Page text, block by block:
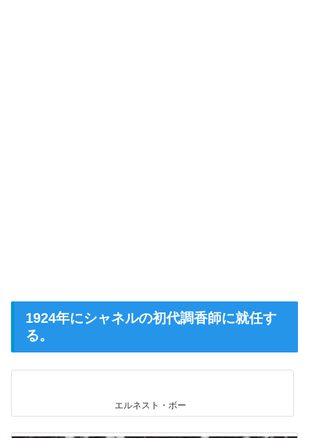
1924年にシャネルの初代調香師に就任す
る。
エルネスト・ボー